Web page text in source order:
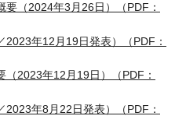
（2024年3月26日）（PDF：
年12月19日発表）（PDF：
2023年12月19日）（PDF：
年8月22日発表）（PDF：